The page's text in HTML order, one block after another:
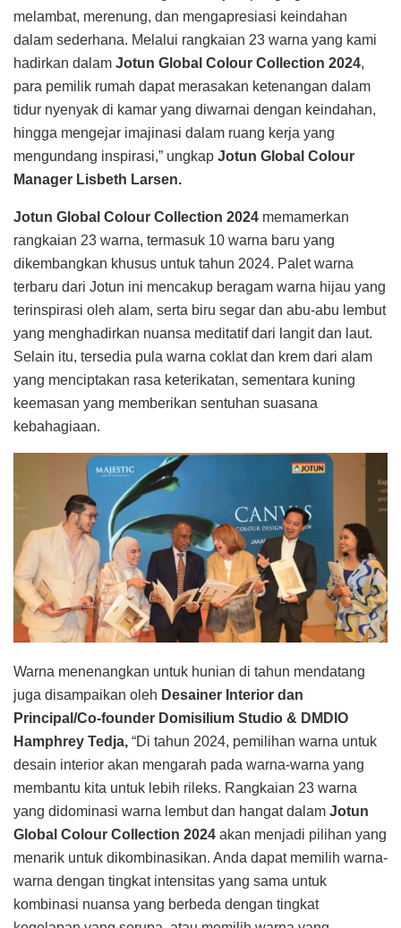
melambat, merenung, dan mengapresiasi keindahan
dalam sederhana. Melalui rangkaian 23 warna yang kami
hadirkan dalam Jotun Global Colour Collection 2024,
para pemilik rumah dapat merasakan ketenangan dalam
tidur nyenyak di kamar yang diwarnai dengan keindahan,
hingga mengejar imajinasi dalam ruang kerja yang
mengundang inspirasi,” ungkap Jotun Global Colour
Manager Lisbeth Larsen.
Jotun Global Colour Collection 2024 memamerkan
rangkaian 23 warna, termasuk 10 warna baru yang
dikembangkan khusus untuk tahun 2024. Palet warna
terbaru dari Jotun ini mencakup beragam warna hijau yang
terinspirasi oleh alam, serta biru segar dan abu-abu lembut
yang menghadirkan nuansa meditatif dari langit dan laut.
Selain itu, tersedia pula warna coklat dan krem dari alam
yang menciptakan rasa keterikatan, sementara kuning
keemasan yang memberikan sentuhan suasana
kebahagiaan.
Warna menenangkan untuk hunian di tahun mendatang
juga disampaikan oleh Desainer Interior dan
Principal/Co-founder Domisilium Studio & DMDIO
Hamphrey Tedja, “Di tahun 2024, pemilihan warna untuk
desain interior akan mengarah pada warna-warna yang
membantu kita untuk lebih rileks. Rangkaian 23 warna
yang didominasi warna lembut dan hangat dalam Jotun
Global Colour Collection 2024 akan menjadi pilihan yang
menarik untuk dikombinasikan. Anda dapat memilih warna-
warna dengan tingkat intensitas yang sama untuk
kombinasi nuansa yang berbeda dengan tingkat